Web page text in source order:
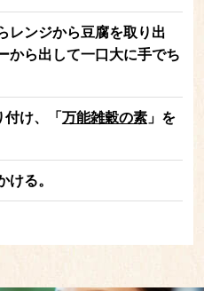
レンジから豆腐を取り出
から出して一口大に手でち
け、「 万能雑穀の素」を
ける。